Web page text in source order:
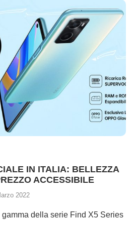
IN ITALIA: BELLEZZA
ACCESSIBILE
2022
della serie Find X5 Series